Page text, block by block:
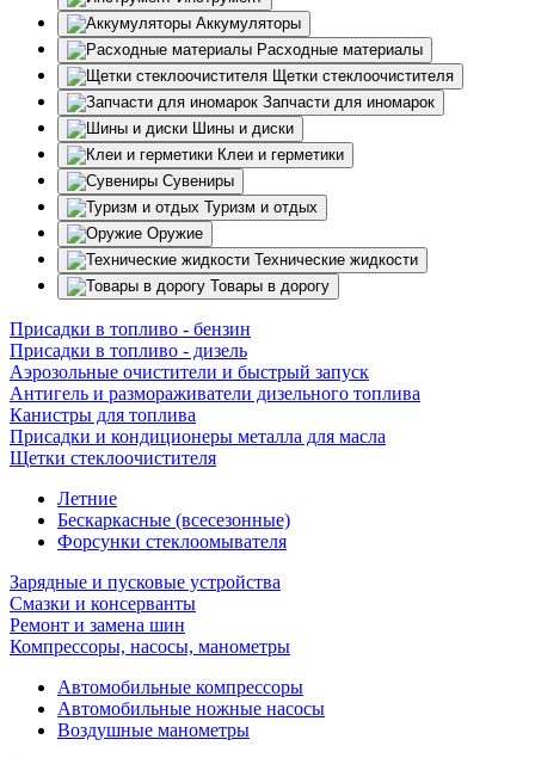
Аккумуляторы
Расходные материалы
Щетки стеклоочистителя
Запчасти для иномарок
Шины и диски
Клеи и герметики
Сувениры
Туризм и отдых
Оружие
Технические жидкости
Товары в дорогу
Присадки в топливо - бензин
Присадки в топливо - дизель
Аэрозольные очистители и быстрый запуск
Антигель и размораживатели дизельного топлива
Канистры для топлива
Присадки и кондиционеры металла для масла
Щетки стеклоочистителя
Летние
Бескаркасные (всесезонные)
Форсунки стеклоомывателя
Зарядные и пусковые устройства
Смазки и консерванты
Ремонт и замена шин
Компрессоры, насосы, манометры
Автомобильные компрессоры
Автомобильные ножные насосы
Воздушные манометры